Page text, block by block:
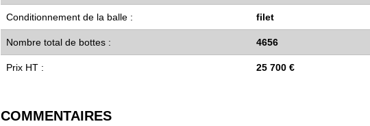
Conditionnement de la balle : filet
Nombre total de bottes : 4656
Prix HT : 25 700 €
COMMENTAIRES